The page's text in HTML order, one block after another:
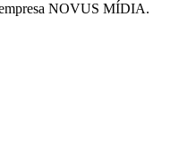
NOVUS MÍDIA.